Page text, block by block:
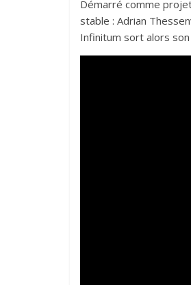
Démarré comme
stable : Adrian
Infinitum sort alors